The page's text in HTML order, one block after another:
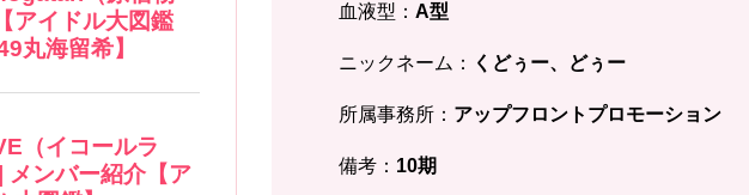
血液型： A型
ニックネーム： くどぅー、どぅー
所属事務所： アップフロントプロモーション
備考： 10期